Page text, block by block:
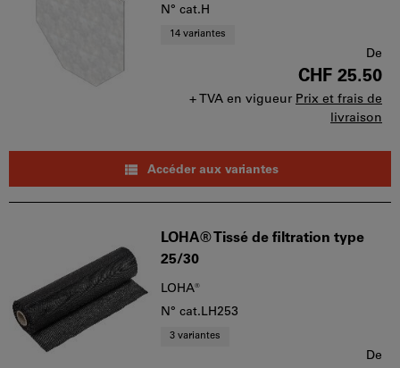
N° cat.H
14 variantes
De
CHF 25.50
+ TVA en vigueur Prix et frais de
livraison
Accéder aux variantes
LOHA® Tissé de filtration type
25/30
LOHA®
N° cat.LH253
3 variantes
De